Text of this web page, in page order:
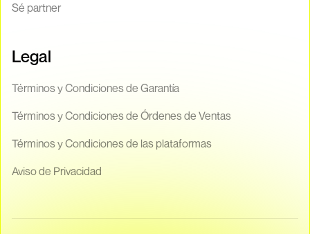
Sé partner
Legal
Términos y Condiciones de Garantía
Términos y Condiciones de Órdenes de Ventas
Términos y Condiciones de las plataformas
Aviso de Privacidad